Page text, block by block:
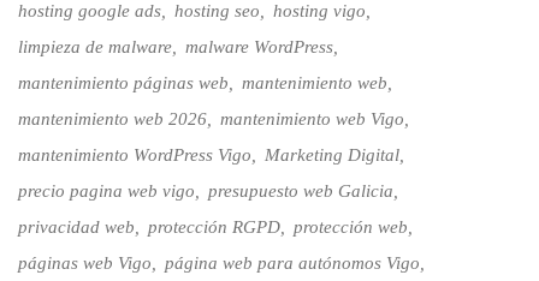
hosting google ads
hosting seo
hosting vigo
limpieza de malware
malware WordPress
mantenimiento páginas web
mantenimiento web
mantenimiento web 2026
mantenimiento web Vigo
mantenimiento WordPress Vigo
Marketing Digital
precio pagina web vigo
presupuesto web Galicia
privacidad web
protección RGPD
protección web
páginas web Vigo
página web para autónomos Vigo